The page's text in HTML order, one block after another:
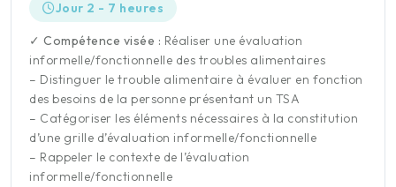
Jour 2 - 7 heures
✓ Compétence visée : Réaliser une évaluation
informelle/fonctionnelle des troubles alimentaires
– Distinguer le trouble alimentaire à évaluer en fonction
des besoins de la personne présentant un TSA
– Catégoriser les éléments nécessaires à la constitution
d’une grille d’évaluation informelle/fonctionnelle
– Rappeler le contexte de l’évaluation
informelle/fonctionnelle